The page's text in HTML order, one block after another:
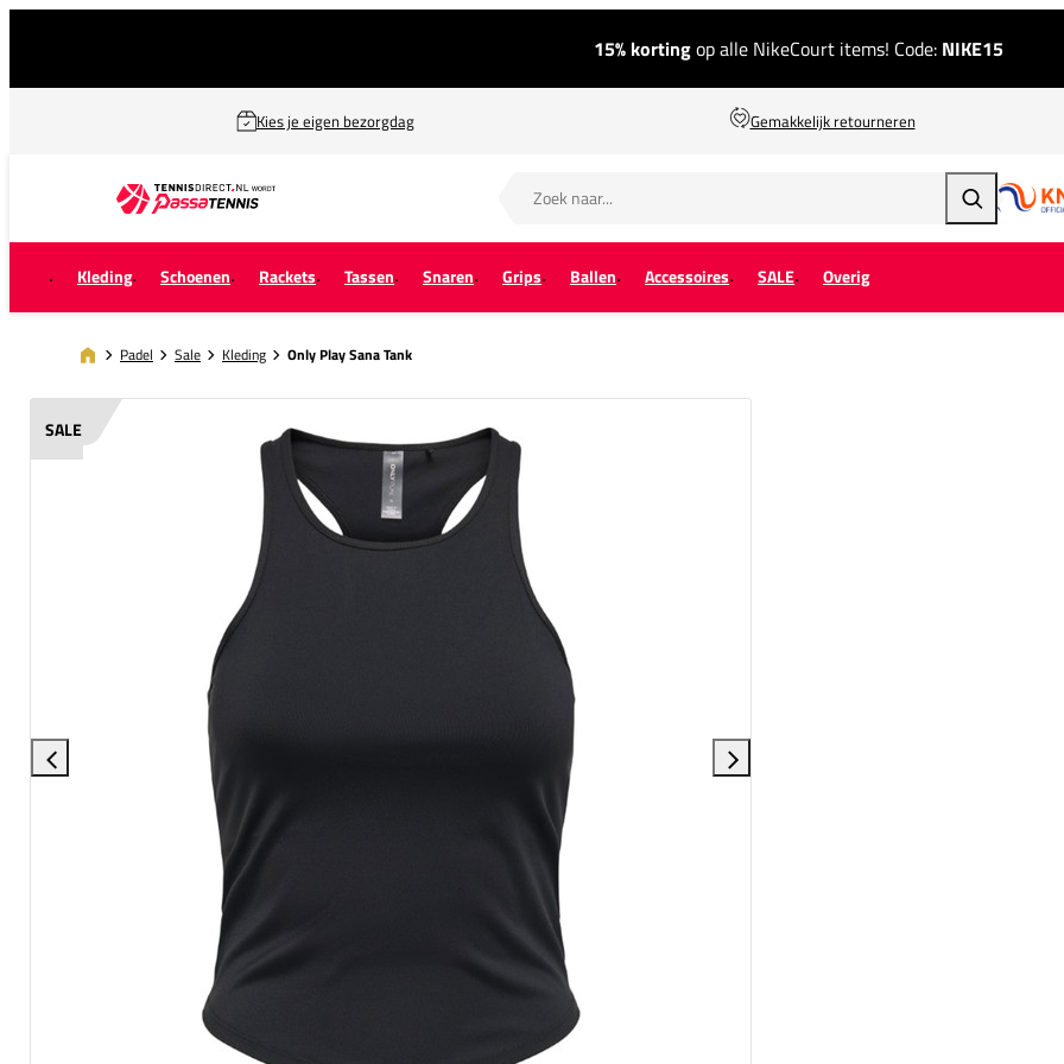
15% kortingop alle NikeCourt items! Code: NIKE15
Kies je eigen bezorgdag Gemakkelijk retourneren
Zoeken
Kleding Schoenen Rackets Tassen Snaren Grips Ballen Accessoires SALE Overig
Padel Sale Kleding Only Play Sana Tank
SALE